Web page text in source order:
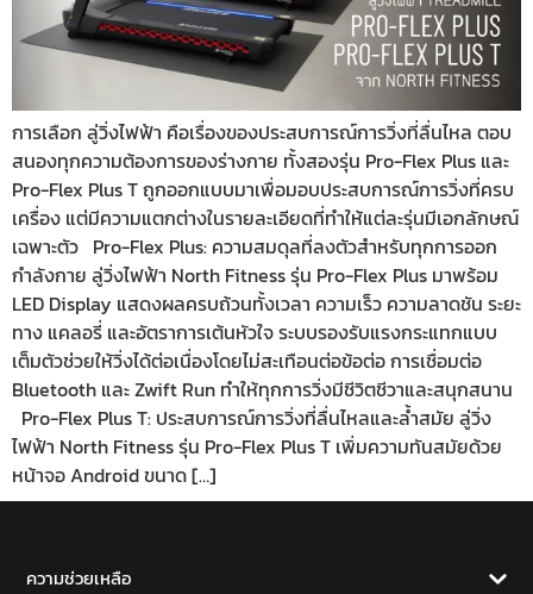
การเลือก ลู่วิ่งไฟฟ้า คือเรื่องของประสบการณ์การวิ่งที่ลื่นไหล ตอบ
สนองทุกความต้องการของร่างกาย ทั้งสองรุ่น Pro-Flex Plus และ
Pro-Flex Plus T ถูกออกแบบมาเพื่อมอบประสบการณ์การวิ่งที่ครบ
เครื่อง แต่มีความแตกต่างในรายละเอียดที่ทำให้แต่ละรุ่นมีเอกลักษณ์
เฉพาะตัว Pro-Flex Plus: ความสมดุลที่ลงตัวสำหรับทุกการออก
กำลังกาย ลู่วิ่งไฟฟ้า North Fitness รุ่น Pro-Flex Plus มาพร้อม
LED Display แสดงผลครบถ้วนทั้งเวลา ความเร็ว ความลาดชัน ระยะ
ทาง แคลอรี่ และอัตราการเต้นหัวใจ ระบบรองรับแรงกระแทกแบบ
เต็มตัวช่วยให้วิ่งได้ต่อเนื่องโดยไม่สะเทือนต่อข้อต่อ การเชื่อมต่อ
Bluetooth และ Zwift Run ทำให้ทุกการวิ่งมีชีวิตชีวาและสนุกสนาน
Pro-Flex Plus T: ประสบการณ์การวิ่งที่ลื่นไหลและล้ำสมัย ลู่วิ่ง
ไฟฟ้า North Fitness รุ่น Pro-Flex Plus T เพิ่มความทันสมัยด้วย
หน้าจอ Android ขนาด […]
ความช่วยเหลือ